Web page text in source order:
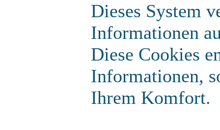
Dieses System
Informationen
Diese Cookies
Informationen,
Ihrem Komfort.